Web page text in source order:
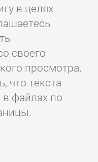
в целях
своего
просмотра.
что текста
файлах по